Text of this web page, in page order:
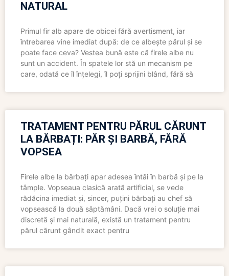
NATURAL
Primul fir alb apare de obicei fără avertisment, iar
întrebarea vine imediat după: de ce albește părul și se
poate face ceva? Vestea bună este că firele albe nu
sunt un accident. În spatele lor stă un mecanism pe
care, odată ce îl înțelegi, îl poți sprijini blând, fără să
TRATAMENT PENTRU PĂRUL CĂRUNT
LA BĂRBAȚI: PĂR ȘI BARBĂ, FĂRĂ
VOPSEA
Firele albe la bărbați apar adesea întâi în barbă și pe la
tâmple. Vopseaua clasică arată artificial, se vede
rădăcina imediat și, sincer, puțini bărbați au chef să
vopsească la două săptămâni. Dacă vrei o soluție mai
discretă și mai naturală, există un tratament pentru
părul cărunt gândit exact pentru